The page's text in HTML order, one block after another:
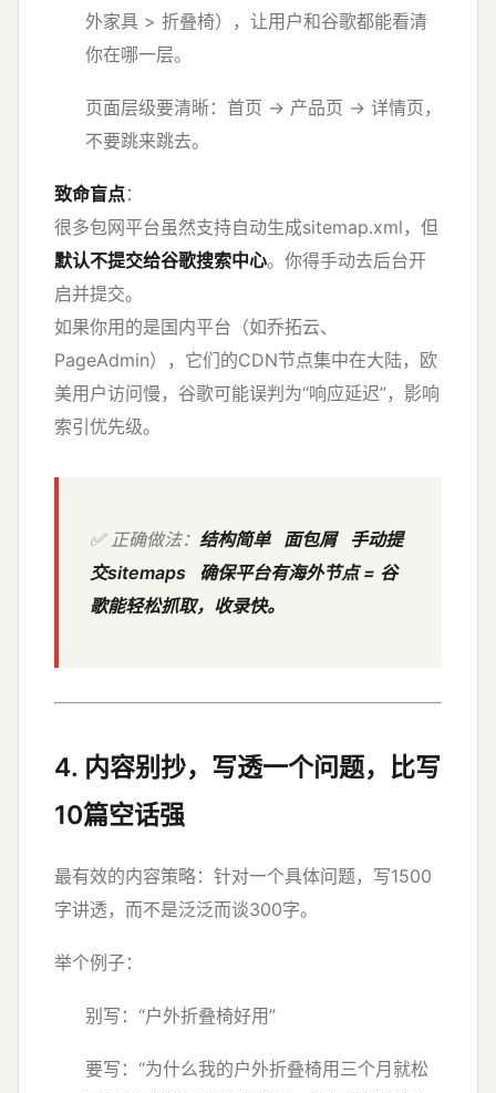
外家具 > 折叠椅），让用户和谷歌都能看清
你在哪一层。
页面层级要清晰：首页 → 产品页 → 详情页，
不要跳来跳去。
致命盲点：
很多包网平台虽然支持自动生成sitemap.xml，但
默认不提交给谷歌搜索中心。你得手动去后台开
启并提交。
如果你用的是国内平台（如乔拓云、
PageAdmin），它们的CDN节点集中在大陆，欧
美用户访问慢，谷歌可能误判为“响应延迟”，影响
索引优先级。
✅ 正确做法： 结构简单 面包屑 手动提
交sitemaps 确保平台有海外节点 = 谷
歌能轻松抓取，收录快。
4. 内容别抄，写透一个问题，比写
10篇空话强
最有效的内容策略：针对一个具体问题，写1500
字讲透，而不是泛泛而谈300字。
举个例子：
别写：“户外折叠椅好用”
要写：“为什么我的户外折叠椅用三个月就松